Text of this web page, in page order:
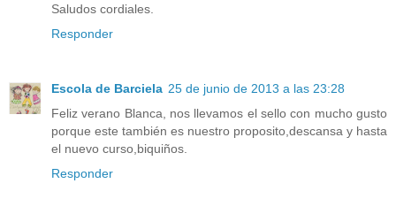
Saludos cordiales.
Responder
Escola de Barciela 25 de junio de 2013 a las 23:28
Feliz verano Blanca, nos llevamos el sello con mucho gusto
porque este también es nuestro proposito,descansa y hasta
el nuevo curso,biquiños.
Responder